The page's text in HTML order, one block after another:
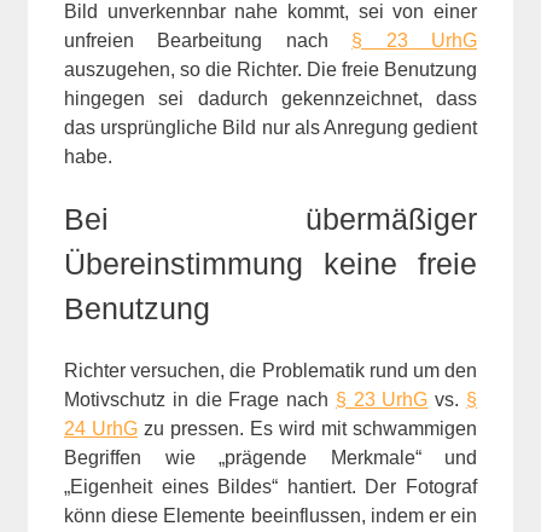
Bild unverkennbar nahe kommt, sei von einer
unfreien Bearbeitung nach § 23 UrhG
auszugehen, so die Richter. Die freie Benutzung
hingegen sei dadurch gekennzeichnet, dass
das ursprüngliche Bild nur als Anregung gedient
habe.
Bei übermäßiger
Übereinstimmung keine freie
Benutzung
Richter versuchen, die Problematik rund um den
Motivschutz in die Frage nach § 23 UrhG vs. §
24 UrhG zu pressen. Es wird mit schwammigen
Begriffen wie „prägende Merkmale“ und
„Eigenheit eines Bildes“ hantiert. Der Fotograf
könn diese Elemente beeinflussen, indem er ein